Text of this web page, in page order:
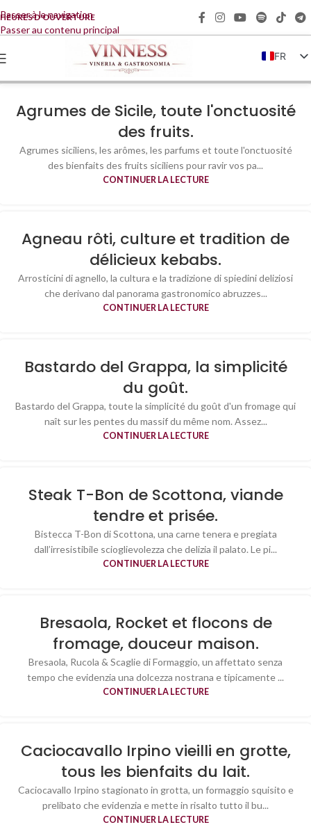
Passer à la navigation
Passer au contenu principal
HEURES D'OUVERTURE
FR
IT
EN
ZH
Agrumes de Sicile, toute l'onctuosité
des fruits.
Agrumes siciliens, les arômes, les parfums et toute l'onctuosité
des bienfaits des fruits siciliens pour ravir vos pa...
CONTINUER LA LECTURE
Agneau rôti, culture et tradition de
délicieux kebabs.
Arrosticini di agnello, la cultura e la tradizione di spiedini deliziosi
che derivano dal panorama gastronomico abruzzes...
CONTINUER LA LECTURE
Bastardo del Grappa, la simplicité
du goût.
Bastardo del Grappa, toute la simplicité du goût d'un fromage qui
naît sur les pentes du massif du même nom. Assez...
CONTINUER LA LECTURE
Steak T-Bon de Scottona, viande
tendre et prisée.
Bistecca T-Bon di Scottona, una carne tenera e pregiata
dall’irresistibile scioglievolezza che delizia il palato. Le pi...
CONTINUER LA LECTURE
Bresaola, Rocket et flocons de
fromage, douceur maison.
Bresaola, Rucola & Scaglie di Formaggio, un affettato senza
tempo che evidenzia una dolcezza nostrana e tipicamente ...
CONTINUER LA LECTURE
Caciocavallo Irpino vieilli en grotte,
tous les bienfaits du lait.
Caciocavallo Irpino stagionato in grotta, un formaggio squisito e
prelibato che evidenzia e mette in risalto tutto il bu...
CONTINUER LA LECTURE